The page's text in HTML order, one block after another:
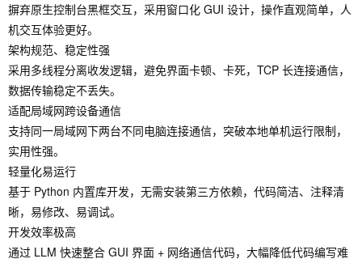
摒弃原生控制台黑框交互，采用窗口化 GUI 设计，操作直观简单，人
机交互体验更好。
架构规范、稳定性强
采用多线程分离收发逻辑，避免界面卡顿、卡死，TCP 长连接通信，
数据传输稳定不丢失。
适配局域网跨设备通信
支持同一局域网下两台不同电脑连接通信，突破本地单机运行限制，
实用性强。
轻量化易运行
基于 Python 内置库开发，无需安装第三方依赖，代码简洁、注释清
晰，易修改、易调试。
开发效率极高
通过 LLM 快速整合 GUI 界面 + 网络通信代码，大幅降低代码编写难